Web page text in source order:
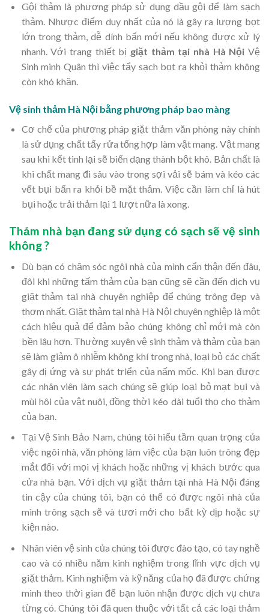
Gội thảm là phương pháp sử dụng dầu gội để làm sạch
thảm. Nhược điểm duy nhất của nó là gây ra lượng bọt
lớn trong thảm, dễ dính bẩn mới nếu không được xử lý
nhanh. Với trang thiết bị giặt thảm tại nhà Hà Nội Vệ
Sinh minh Quân thì việc tẩy sạch bọt ra khỏi thảm không
còn khó khăn.
Vệ sinh thảm Hà Nội bằng phương pháp bao màng
Cơ chế của phương pháp giặt thảm văn phòng này chính
là sử dụng chất tẩy rửa tổng hợp làm vật mang. Vật mang
sau khi kết tinh lại sẽ biến dạng thành bột khô. Bản chất là
khi chất mang đi sâu vào trong sợi vải sẽ bám và kéo các
vết bụi bẩn ra khỏi bề mặt thảm. Việc cần làm chỉ là hút
bụi hoặc trải thảm lại 1 lượt nữa là xong.
Thảm nhà bạn đang sử dụng có sạch sẽ vệ sinh
không ?
Dù bạn có chăm sóc ngôi nhà của mình cẩn thận đến đâu,
đôi khi những tấm thảm của bạn cũng sẽ cần đến dịch vụ
giặt thảm tại nhà chuyên nghiệp để chúng trông đẹp và
thơm nhất. Giặt thảm tại nhà Hà Nội chuyên nghiệp là một
cách hiệu quả để đảm bảo chúng không chỉ mới mà còn
bền lâu hơn. Thường xuyên vệ sinh thảm và thảm của bạn
sẽ làm giảm ô nhiễm không khí trong nhà, loại bỏ các chất
gây dị ứng và sự phát triển của nấm mốc. Khi bạn được
các nhân viên làm sạch chúng sẽ giúp loại bỏ mạt bụi và
mùi hôi của vật nuôi, đồng thời kéo dài tuổi thọ cho thảm
của bạn.
Tại Vệ Sinh Bảo Nam, chúng tôi hiểu tầm quan trọng của
việc ngôi nhà, văn phòng làm việc của bạn luôn trông đẹp
mắt đối với mọi vị khách hoặc những vị khách bước qua
cửa nhà bạn. Với dịch vụ giặt thảm tại nhà Hà Nội đáng
tin cậy của chúng tôi, bạn có thể có được ngôi nhà của
mình trông sạch sẽ và tươi mới cho bất kỳ dịp hoặc sự
kiện nào.
Nhân viên vệ sinh của chúng tôi được đào tạo, có tay nghề
cao và có nhiều năm kinh nghiệm trong lĩnh vực dịch vụ
giặt thảm. Kinh nghiệm và kỹ năng của họ đã được chứng
minh theo thời gian để bạn luôn nhận được dịch vụ chưa
từng có. Chúng tôi đã quen thuộc với tất cả các loại thảm